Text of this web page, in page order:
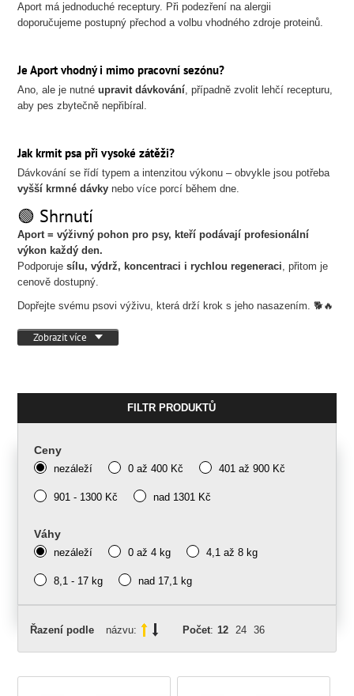
Aport má jednoduché receptury. Při podezření na alergii
doporučujeme postupný přechod a volbu vhodného zdroje proteinů.
Je Aport vhodný i mimo pracovní sezónu?
Ano, ale je nutnéupravit dávkování, případně zvolit lehčí recepturu,
aby pes zbytečně nepřibíral.
Jak krmit psa při vysoké zátěži?
Dávkování se řídí typem a intenzitou výkonu – obvykle jsou potřeba
vyšší krmné dávky nebo více porcí během dne.
🟢 Shrnutí
Aport = výživný pohon pro psy, kteří podávají profesionální
výkon každý den.
Podporujesílu, výdrž, koncentraci i rychlou regeneraci, přitom je
cenově dostupný.
Dopřejte svému psovi výživu, která drží krok s jeho nasazením. 🐕🔥
Zobrazit více
FILTR PRODUKTŮ
Ceny
nezáleží 0 až 400 Kč 401 až 900 Kč
901 - 1300 Kč nad 1301 Kč
Váhy
nezáleží 0 až 4 kg 4,1 až 8 kg
8,1 - 17 kg nad 17,1 kg
Řazení podle názvu: Počet: 12 24 36